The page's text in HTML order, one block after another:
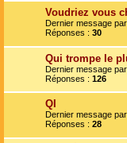
Voudriez vous
Dernier message par
Réponses : 30
Qui trompe le
Dernier message par
Réponses : 126
QI
Dernier message par
Réponses : 28